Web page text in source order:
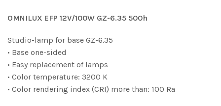
OMNILUX EFP 12V/100W GZ-6.35 500h
Studio-lamp for base GZ-6.35
• Base one-sided
• Easy replacement of lamps
• Color temperature: 3200 K
• Color rendering index (CRI) more than: 100 Ra